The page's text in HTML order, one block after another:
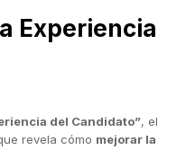
Experiencia
del Candidato”, el
revela cómo mejorar la